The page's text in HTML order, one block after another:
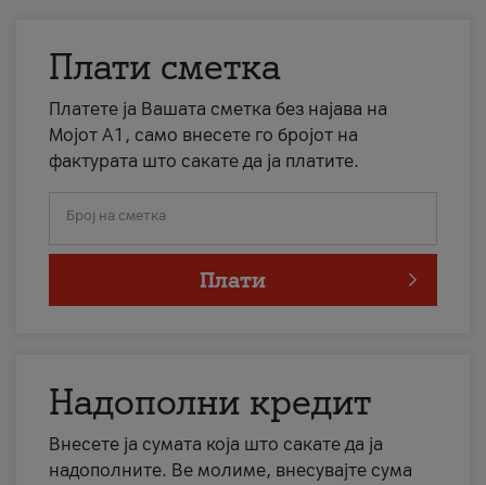
Плати сметка
Платете ја Вашата сметка без најава на
Мојот А1, само внесете го бројот на
фактурата што сакате да ја платите.
Број на сметка
Плати
Надополни кредит
Внесете ја сумата која што сакате да ја
надополните. Ве молиме, внесувајте сума